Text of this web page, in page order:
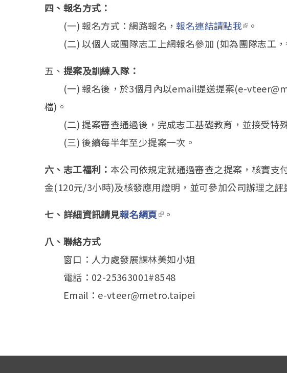
四、報名方式：
(一) 報名方式：網路報名，報名連結請點我(link is
。
(二) 以個人或團隊志工上網報名參加 (如為團隊志工，
五、 提案及訓練入隊：
(一) 報名後，於3個月內以email提送提案(e-
檔)。
(二) 提案審查通過後，完成志工基礎教育，並接受特
(三) 後續每半年至少提案一次。
六、志工福利： 本公司依規定就通過審查之提案，核實支
金(120元/3小時)及核發應用證明，並可參加公司辦理之評
七、詳細資訊請見報名網頁(link is external)
。
八、聯絡方式
窗口：人力處發展課林美如小姐
電話：02-25363001#8548
Email：e-vteer@metro.taipei